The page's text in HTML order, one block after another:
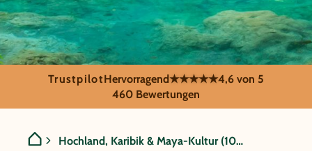
Guatemala/Honduras -
privatgeführt)
TrustpilotHervorragend★★★★★4,6 von 5
460 Bewertungen
Hochland, Karibik & Maya-Kultur (100% privatgeführt)